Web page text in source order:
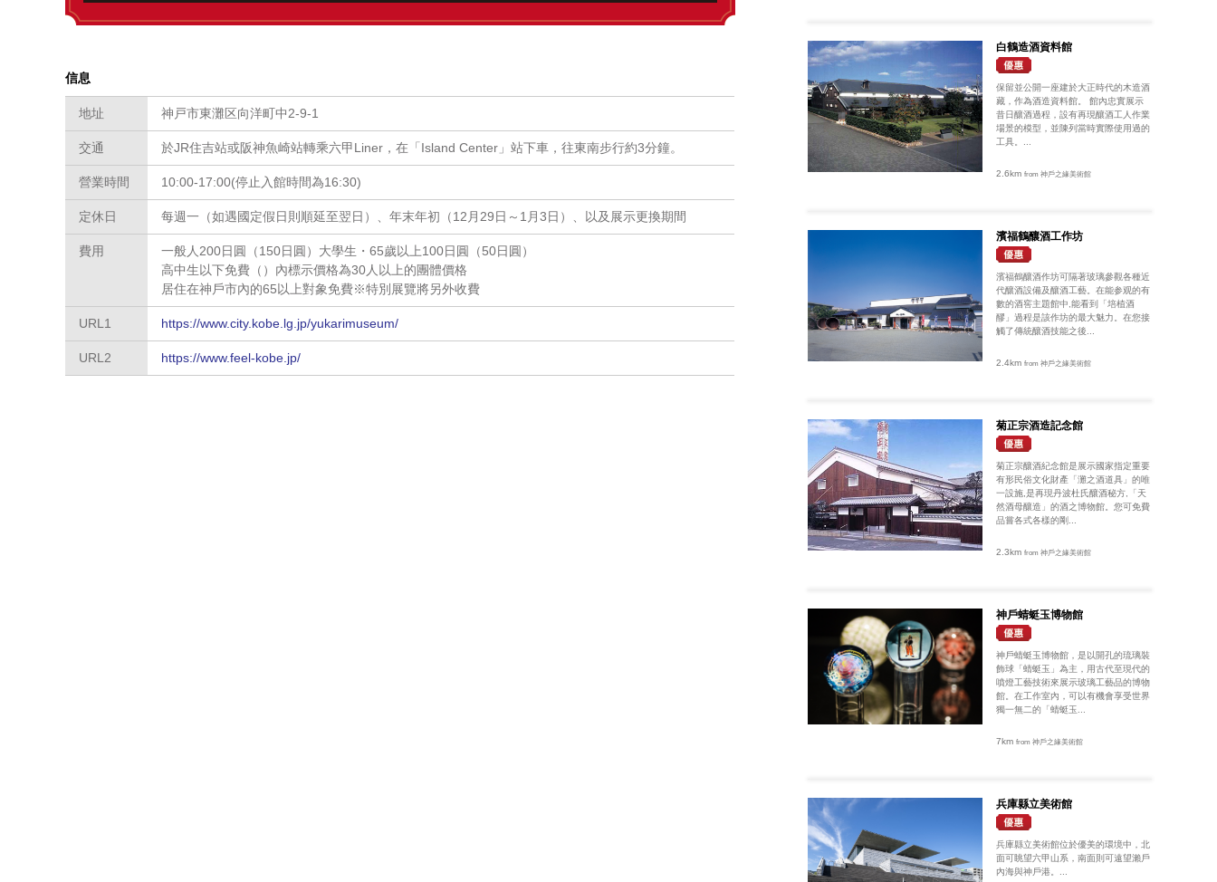
信息
地址 神戸市東灘区向洋町中2-9-1
交通 於JR住吉站或阪神魚崎站轉乘六甲Liner，在「Island Center」站下車，往東南步行約3分鐘。
營業時間 10:00-17:00(停止入館時間為16:30)
定休日 每週一（如遇國定假日則順延至翌日）、年末年初（12月29日～1月3日）、以及展示更換期間
費用
一般人200日圓（150日圓）大學生・65歲以上100日圓（50日圓）
高中生以下免費（）內標示價格為30人以上的團體價格
居住在神戶市內的65以上對象免費※特別展覽將另外收費
URL1 https://www.city.kobe.lg.jp/yukarimuseum/
URL2 https://www.feel-kobe.jp/
白鶴造酒資料館
保留並公開一座建於大正時代的木造酒
藏，作為酒造資料館。 館內忠實展示
昔日釀酒過程，設有再現釀酒工人作業
場景的模型，並陳列當時實際使用過的
工具。...
2.6kmfrom 神戶之緣美術館
濱福鶴釀酒工作坊
濱福鶴釀酒作坊可隔著玻璃參觀各種近
代釀酒設備及釀酒工藝。在能参观的有
數的酒窖主題館中,能看到「培植酒
醪」過程是該作坊的最大魅力。在您接
觸了傳統釀酒技能之後...
2.4kmfrom 神戶之緣美術館
菊正宗酒造記念館
菊正宗釀酒紀念館是展示國家指定重要
有形民俗文化財產「灘之酒道具」的唯
一設施,是再現丹波杜氏釀酒秘方,「天
然酒母釀造」的酒之博物館。您可免費
品嘗各式各樣的剛...
2.3kmfrom 神戶之緣美術館
神戶蜻蜓玉博物館
神戶蜻蜓玉博物館，是以開孔的琉璃裝
飾球「蜻蜓玉」為主，用古代至現代的
噴燈工藝技術來展示玻璃工藝品的博物
館。在工作室內，可以有機會享受世界
獨一無二的「蜻蜓玉...
7kmfrom 神戶之緣美術館
兵庫縣立美術館
兵庫縣立美術館位於優美的環境中，北
面可眺望六甲山系，南面則可遠望瀨戶
內海與神戶港。...